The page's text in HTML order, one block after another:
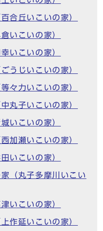
合丘いこいの家）
いこいの家）
いこいの家）
うじいこいの家）
々力いこいの家）
丸子いこいの家）
いこいの家）
加瀬いこいの家）
いこいの家）
（丸子多摩川いこい
いこいの家）
作延いこいの家）